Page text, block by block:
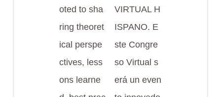
oted to sha
ring theoret
ical perspe
ctives, less
ons learne
VIRTUAL H
ISPANO. E
ste Congre
so Virtual s
erá un even